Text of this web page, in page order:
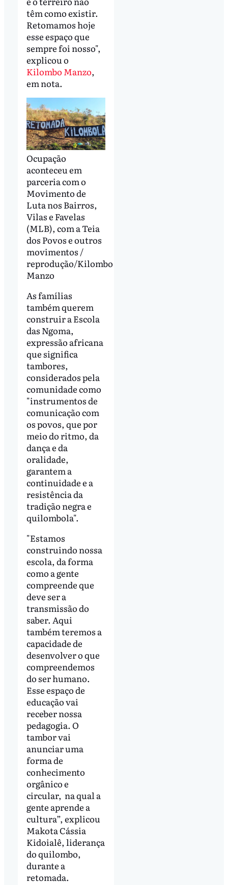
têm como existir.
Retomamos hoje
esse espaço que
sempre foi nosso",
explicou o
Kilombo Manzo,
em nota.
Ocupação
aconteceu em
parceria com o
Movimento de
Luta nos Bairros,
Vilas e Favelas
(MLB), com a Teia
dos Povos e outros
movimentos /
reprodução/Kilombo
Manzo
As famílias
também querem
construir a Escola
das Ngoma,
expressão africana
que significa
tambores,
considerados pela
comunidade como
"instrumentos de
comunicação com
os povos, que por
meio do ritmo, da
dança e da
oralidade,
garantem a
continuidade e a
resistência da
tradição negra e
quilombola".
"Estamos
construindo nossa
escola, da forma
como a gente
compreende que
deve ser a
transmissão do
saber. Aqui
também teremos a
capacidade de
desenvolver o que
compreendemos
do ser humano.
Esse espaço de
educação vai
receber nossa
pedagogia. O
tambor vai
anunciar uma
forma de
conhecimento
orgânico e
circular, na qual a
gente aprende a
cultura”, explicou
Makota Cássia
Kidoialê, liderança
do quilombo,
durante a
retomada.